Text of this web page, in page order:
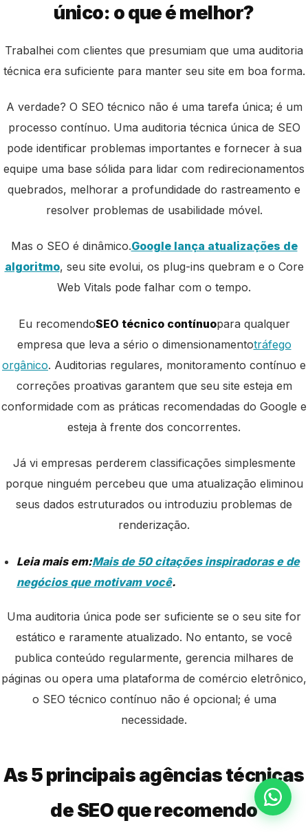
único: o que é melhor?
Trabalhei com clientes que presumiam que uma auditoria
técnica era suficiente para manter seu site em boa forma.
A verdade? O SEO técnico não é uma tarefa única; é um
processo contínuo. Uma auditoria técnica única de SEO
pode identificar problemas importantes e fornecer à sua
equipe uma base sólida para lidar com redirecionamentos
quebrados, melhorar a profundidade do rastreamento e
resolver problemas de usabilidade móvel.
Mas o SEO é dinâmico.Google lança atualizações de
algoritmo, seu site evolui, os plug-ins quebram e o Core
Web Vitals pode falhar com o tempo.
Eu recomendoSEO técnico contínuopara qualquer
empresa que leva a sério o dimensionamentotráfego
orgânico. Auditorias regulares, monitoramento contínuo e
correções proativas garantem que seu site esteja em
conformidade com as práticas recomendadas do Google e
esteja à frente dos concorrentes.
Já vi empresas perderem classificações simplesmente
porque ninguém percebeu que uma atualização eliminou
seus dados estruturados ou introduziu problemas de
renderização.
Leia mais em:Mais de 50 citações inspiradoras e de
negócios que motivam você.
Uma auditoria única pode ser suficiente se o seu site for
estático e raramente atualizado. No entanto, se você
publica conteúdo regularmente, gerencia milhares de
páginas ou opera uma plataforma de comércio eletrônico,
o SEO técnico contínuo não é opcional; é uma
necessidade.
As 5 principais agências técnicas
de SEO que recomendo